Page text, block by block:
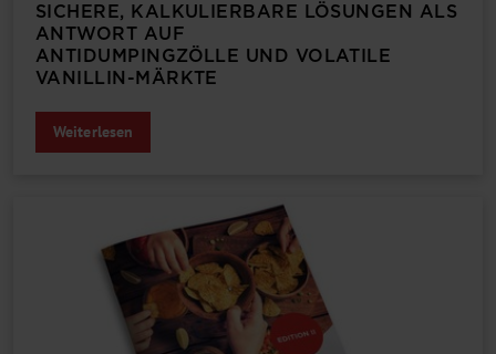
SICHERE, KALKULIERBARE LÖSUNGEN ALS
ANTWORT AUF
ANTIDUMPINGZÖLLE UND VOLATILE
VANILLIN-MÄRKTE
Weiterlesen